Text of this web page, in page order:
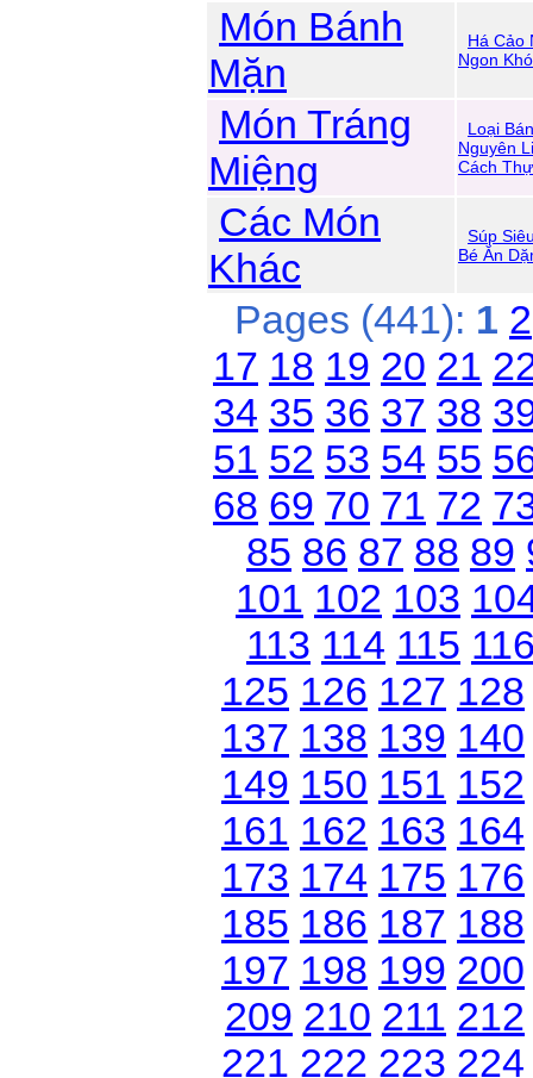
Món Bánh
Mặn
Há Cảo
Ngon
Món Tráng
Miệng
Loại
Nguyên
Cách
Các Món
Khác
Súp
Bé Ăn
Pages (441): 1 2
17 18 19 20 21
34 35 36 37 38
51 52 53 54 55
68 69 70 71 72
85 86 87 88 89
101 102 103
113 114 115
125 126 127 128
137 138 139 140
149 150 151 152
161 162 163 164
173 174 175 176
185 186 187 188
197 198 199 200
209 210 211 212
221 222 223 224